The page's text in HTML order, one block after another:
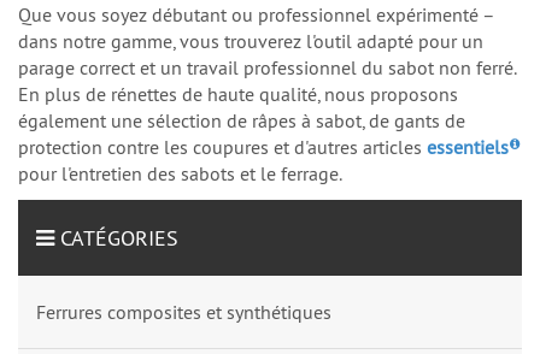
Que vous soyez débutant ou professionnel expérimenté –
dans notre gamme, vous trouverez l'outil adapté pour un
parage correct et un travail professionnel du sabot non ferré.
En plus de rénettes de haute qualité, nous proposons
également une sélection de râpes à sabot, de gants de
protection contre les coupures et d'autres articles essentiels
pour l'entretien des sabots et le ferrage.
CATÉGORIES
Ferrures composites et synthétiques